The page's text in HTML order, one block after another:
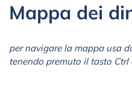
Mappa dei
per navigare la mappa usa
tenendo premuto il tasto Ctrl